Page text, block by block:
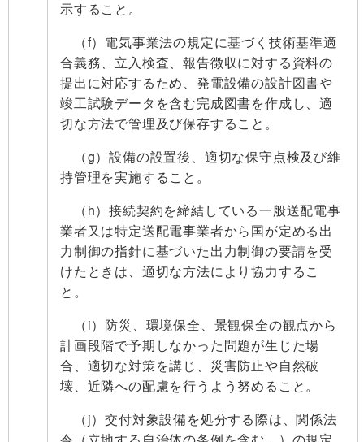
示すること。
（f）電気事業法の規定に基づく技術基準適
合義務、立入検査、報告徴収に対する資料の
提出に対応するため、発電設備の設計図書や
竣工試験データを含む完成図書を作成し、適
切な方法で管理及び保存すること。
（g）設備の設置後、適切な保守点検及び維
持管理を実施すること。
（h）接続契約を締結している一般送配電事
業者又は特定送配電事業者から国が定める出
力制御の指針に基づいた出力制御の要請を受
けたときは、適切な方法により協力するこ
と。
（i）防災、環境保全、景観保全の観点から
計画段階で予期しなかった問題が生じた場
合、適切な対策を講じ、災害防止や自然破
壊、近隣への配慮を行うよう努めること。
（j）交付対象設備を処分する際は、関係法